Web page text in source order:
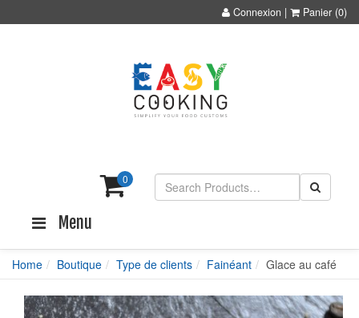
Connexion | Panier (0)
0
Menu
Home Boutique Type de clients Fainéant Glace au café